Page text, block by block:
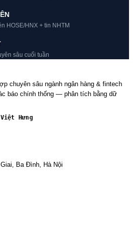
HOSE/HNX + tin NHTM
sâu cuối tuần
chuyên sâu ngành ngân hàng & fintech
báo chính thống — phân tích bằng dữ
Hưng
Ba Đình, Hà Nội